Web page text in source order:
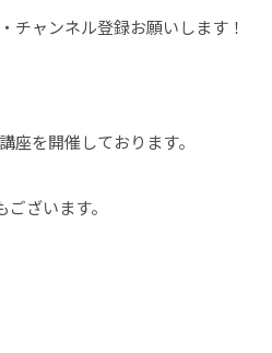
チャンネル登録お願いします！
座を開催しております。
ございます。